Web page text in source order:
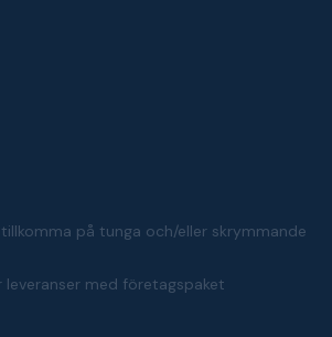
på tunga och/eller skrymmande
med företagspaket